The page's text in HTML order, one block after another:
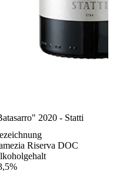
2020 - Statti
Riserva DOC